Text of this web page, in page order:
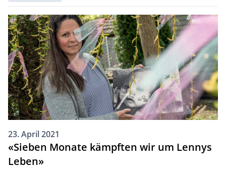
23. April 2021
«Sieben Monate kämpften wir um Lennys
Leben»